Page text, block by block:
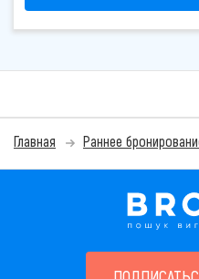
Главная Раннее